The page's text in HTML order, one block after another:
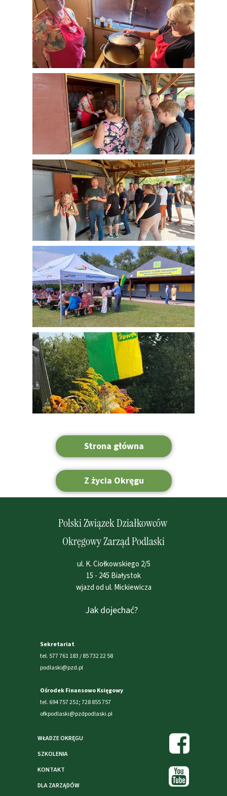
Z życia Okręgu
Strona główna
Jak dojechać?
Polski Związek Działkowców
Okręgowy Zarząd Podlaski
ul. K. Ciołkowskiego 2/5
15 - 245 Białystok
wjazd od ul. Mickiewicza
Sekretariat
tel. 577 761 183 / 85 732 22 58
podlaski@pzd.pl
Ośrodek Finansowo Księgowy
tel. 694 757 251; 728 855 757
ofkpodlaski@pzdpodlaski.pl
WŁADZE OKRĘGU
SZKOLENIA
KONTAKT
DLA ZARZĄDÓW